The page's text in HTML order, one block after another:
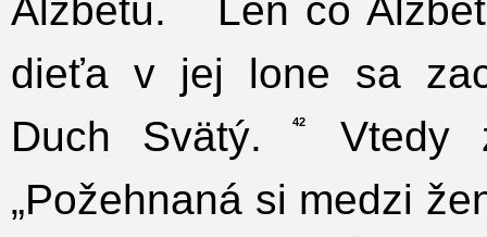
Alžbetu.
Len čo
dieťa v jej lone sa
Duch Svätý.
42
Vtedy
„Požehnaná si medzi